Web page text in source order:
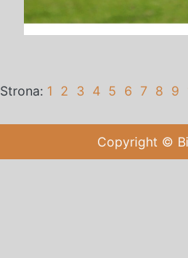
Strona: 1 2 3 4 5 6 7 8 9
Copyright ©